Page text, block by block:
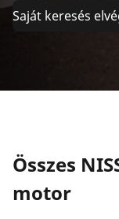
Saját keresés
Összes
motor